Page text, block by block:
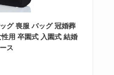
グ 喪服 バッグ 冠婚葬
用 卒園式 入園式 結婚
ス